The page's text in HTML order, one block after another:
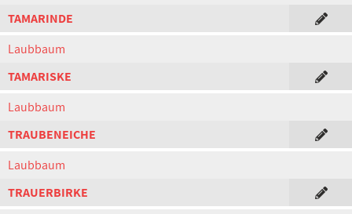
TAMARINDE
Laubbaum
TAMARISKE
Laubbaum
TRAUBENEICHE
Laubbaum
TRAUERBIRKE